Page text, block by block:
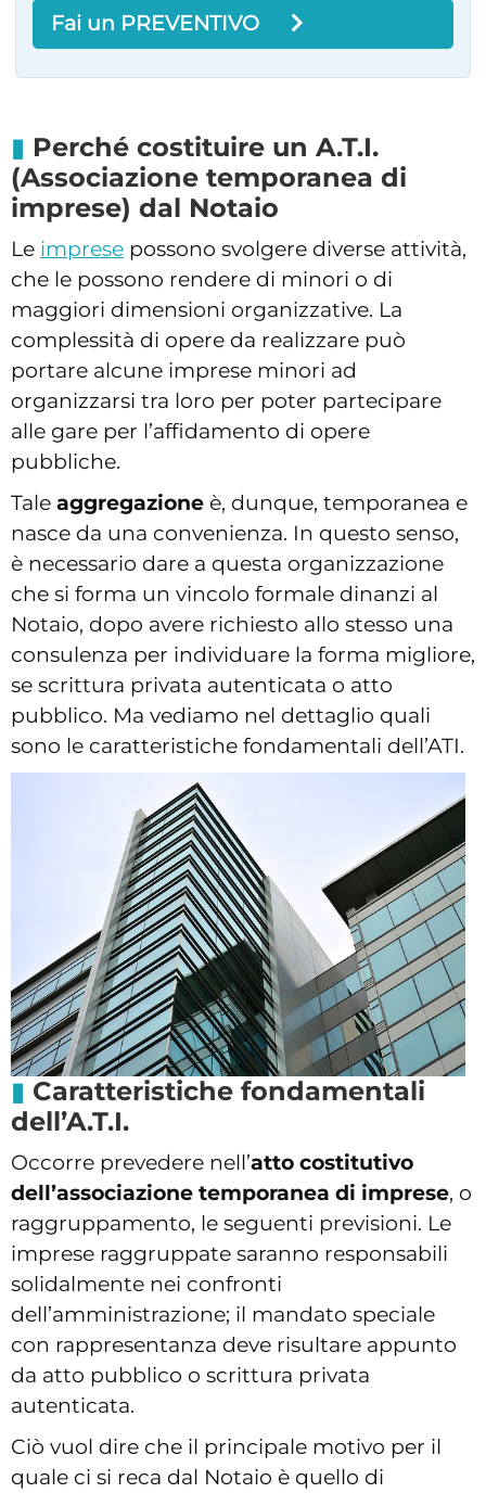
Fai un PREVENTIVO
Perché costituire un A.T.I.
(Associazione temporanea di
imprese) dal Notaio
Le imprese possono svolgere diverse attività,
che le possono rendere di minori o di
maggiori dimensioni organizzative. La
complessità di opere da realizzare può
portare alcune imprese minori ad
organizzarsi tra loro per poter partecipare
alle gare per l’affidamento di opere
pubbliche.
Tale aggregazione è, dunque, temporanea e
nasce da una convenienza. In questo senso,
è necessario dare a questa organizzazione
che si forma un vincolo formale dinanzi al
Notaio, dopo avere richiesto allo stesso una
consulenza per individuare la forma migliore,
se scrittura privata autenticata o atto
pubblico. Ma vediamo nel dettaglio quali
sono le caratteristiche fondamentali dell’ATI.
Caratteristiche fondamentali
dell’A.T.I.
Occorre prevedere nell’atto costitutivo
dell’associazione temporanea di imprese, o
raggruppamento, le seguenti previsioni. Le
imprese raggruppate saranno responsabili
solidalmente nei confronti
dell’amministrazione; il mandato speciale
con rappresentanza deve risultare appunto
da atto pubblico o scrittura privata
autenticata.
Ciò vuol dire che il principale motivo per il
quale ci si reca dal Notaio è quello di